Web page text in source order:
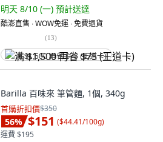
明天 8/10 (一) 預計送達
酷澎直售 ∙ WOW免運 ∙ 免費退貨
(13)
满 $1,500 再省 $75 (王道卡)
Barilla 百味來 筆管麵, 1個, 340g
首購折扣價$350
56% $151 ($44.41/100g)
運費 $195